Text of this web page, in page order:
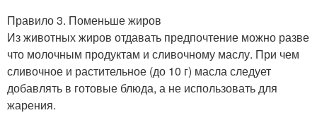
Правило 3. Поменьше жиров
Из животных жиров отдавать предпочтение можно разве
что молочным продуктам и сливочному маслу. При чем
сливочное и растительное (до 10 г) масла следует
добавлять в готовые блюда, а не использовать для
жарения.